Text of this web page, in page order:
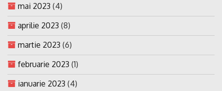
mai 2023 (4)
aprilie 2023 (8)
martie 2023 (6)
februarie 2023 (1)
ianuarie 2023 (4)